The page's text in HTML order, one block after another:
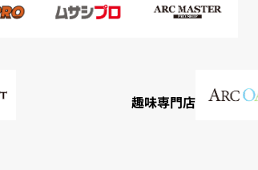
趣味専門店